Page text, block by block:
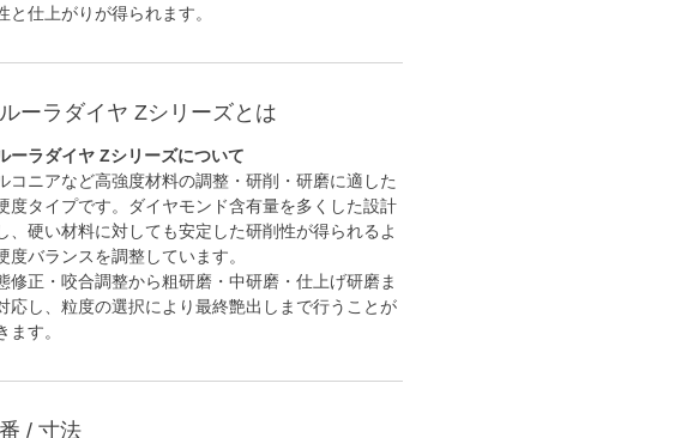
と仕上がりが得られます。
ーラダイヤ Zシリーズとは
ーラダイヤ Zシリーズについて
コニアなど高強度材料の調整・研削・研磨に適した
度タイプです。ダイヤモンド含有量を多くした設計
、硬い材料に対しても安定した研削性が得られるよ
度バランスを調整しています。
修正・咬合調整から粗研磨・中研磨・仕上げ研磨ま
応し、粒度の選択により最終艶出しまで行うことが
ます。
/ 寸法